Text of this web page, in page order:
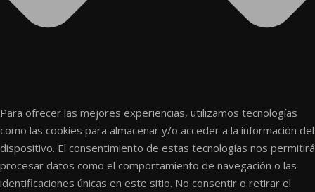
Para ofrecer las mejores experiencias, utilizamos tecnologías
como las cookies para almacenar y/o acceder a la información del
dispositivo. El consentimiento de estas tecnologías nos permitirá
procesar datos como el comportamiento de navegación o las
identificaciones únicas en este sitio. No consentir o retirar el